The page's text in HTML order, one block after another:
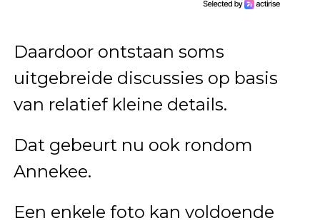
Daardoor ontstaan soms
uitgebreide discussies op basis
van relatief kleine details.
Dat gebeurt nu ook rondom
Annekee.
Een enkele foto kan voldoende